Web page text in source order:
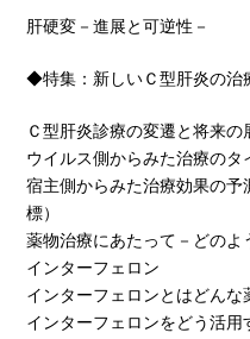
肝硬変－進展と可逆性－
◆特集：新しいＣ型肝炎の治
Ｃ型肝炎診療の変遷と将来の
ウイルス側からみた治療のタ
宿主側からみた治療効果の
標）
薬物治療にあたって－どの
インターフェロン
インターフェロンとはどんな
インターフェロンをどう活用